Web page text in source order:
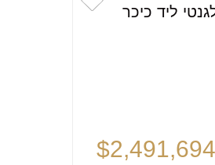
ליד כיכר
$2,491,694